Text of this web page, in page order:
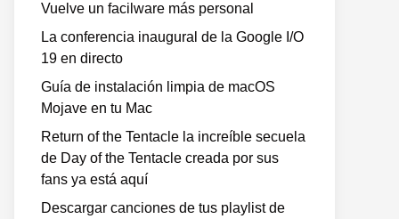
Vuelve un facilware más personal
La conferencia inaugural de la Google I/O
19 en directo
Guía de instalación limpia de macOS
Mojave en tu Mac
Return of the Tentacle la increíble secuela
de Day of the Tentacle creada por sus
fans ya está aquí
Descargar canciones de tus playlist de